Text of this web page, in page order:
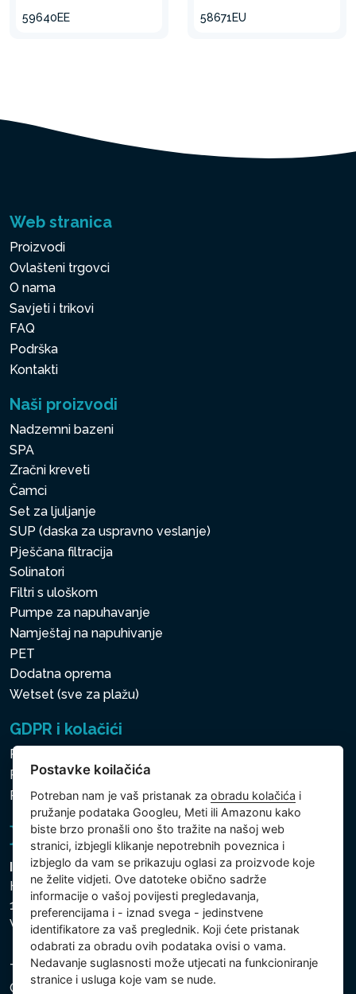
59640EE
58671EU
Web stranica
Proizvodi
Ovlašteni trgovci
O nama
Savjeti i trikovi
FAQ
Podrška
Kontakti
Naši proizvodi
Nadzemni bazeni
SPA
Zračni kreveti
Čamci
Set za ljuljanje
SUP (daska za uspravno veslanje)
Pješčana filtracija
Solinatori
Filtri s uloškom
Pumpe za napuhavanje
Namještaj na napuhivanje
PET
Dodatna oprema
Wetset (sve za plažu)
GDPR i kolačići
Pravila zaštite osobnih i drugih obrađivanih podataka
Politika kolačića
Postavke koilačića
Intex Trading, s.r.o.
Hradecká 2526/3
130 00 Praha 3
Vinohrady - Česká republika
Tvrtka je registrirana pri Općinskom sudu u Pragu, Odjel
C, uložak 74759. Identifikacijski broj tvrtke: 26150808,
Postavke koilačića
Potreban nam je vaš pristanak zaobradu kolačića i
pružanje podataka Googleu, Meti ili Amazonu kako
biste brzo pronašli ono što tražite na našoj web
stranici, izbjegli klikanje nepotrebnih poveznica i
izbjeglo da vam se prikazuju oglasi za proizvode koje
ne želite vidjeti. Ove datoteke obično sadrže
informacije o vašoj povijesti pregledavanja,
preferencijama i - iznad svega - jedinstvene
identifikatore za vaš preglednik. Koji ćete pristanak
odabrati za obradu ovih podataka ovisi o vama.
Nedavanje suglasnosti može utjecati na funkcioniranje
stranice i usluga koje vam se nude.